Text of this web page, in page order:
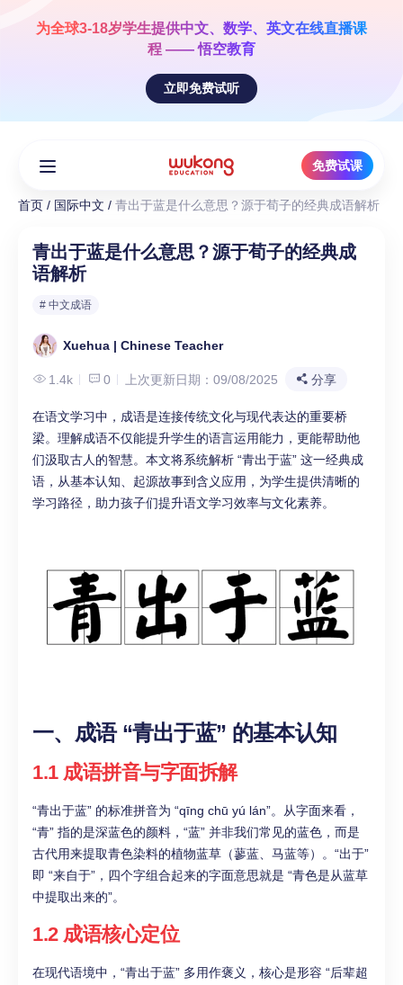
为全球3-18岁学生提供中文、数学、英文在线直播课
程 —— 悟空教育
立即免费试听
免费试课
首页 / 国际中文 / 青出于蓝是什么意思？源于荀子的经典成语解析
青出于蓝是什么意思？源于荀子的经典成
语解析
# 中文成语
Xuehua | Chinese Teacher
1.4k 0 上次更新日期：09/08/2025 分享
在语文学习中，成语是连接传统文化与现代表达的重要桥
梁。理解成语不仅能提升学生的语言运用能力，更能帮助他
们汲取古人的智慧。本文将系统解析 “青出于蓝” 这一经典成
语，从基本认知、起源故事到含义应用，为学生提供清晰的
学习路径，助力孩子们提升语文学习效率与文化素养。
一、成语 “青出于蓝” 的基本认知
1.1 成语拼音与字面拆解
“青出于蓝” 的标准拼音为 “qīng chū yú lán”。从字面来看，
“青” 指的是深蓝色的颜料，“蓝” 并非我们常见的蓝色，而是
古代用来提取青色染料的植物蓝草（蓼蓝、马蓝等）。“出于”
即 “来自于”，四个字组合起来的字面意思就是 “青色是从蓝草
中提取出来的”。
1.2 成语核心定位
在现代语境中，“青出于蓝” 多用作褒义，核心是形容 “后辈超